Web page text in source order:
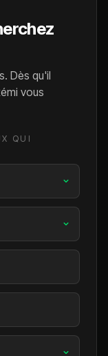
Dès qu'il
vous
QUI